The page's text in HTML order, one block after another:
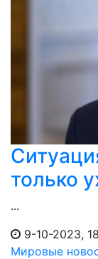
только
...
9-10-2023,
Мировые